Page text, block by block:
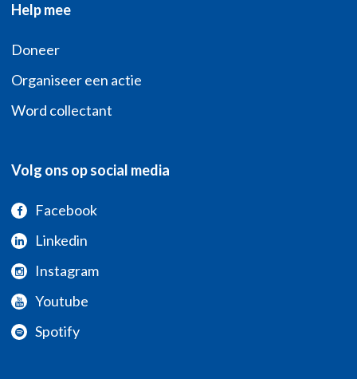
Help mee
Doneer
Organiseer een actie
Word collectant
Volg ons op social media
Facebook
Linkedin
Instagram
Youtube
Spotify